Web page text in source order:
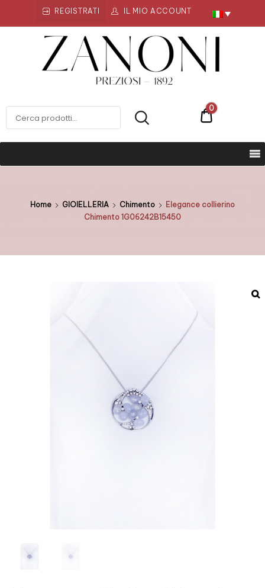
REGISTRATI IL MIO ACCOUNT
ZANONI PREZIOSI €0
0
Home GIOIELLERIA Chimento
Elegance collierino
Chimento 1G06242B15450